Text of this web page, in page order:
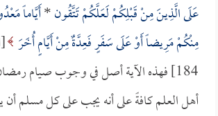
عَلَى الَّذِينَ مِنْ قَبْلِكُمْ لَعَلَّكُمْ تَتَّقُون*أَيَّاماً
مِنْكُمْ مَرِيضاً أَوْ عَلَى سَفَرٍ فَعِدَّةٌ مِنْ أَيَّامٍ أُخَرَ
184] فهذه الآية أصل في وجوب صيام
أهل العلم كافةً على أنه يجب على كل مسلم